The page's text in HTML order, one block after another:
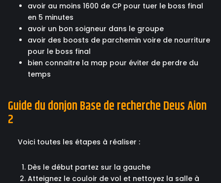
avoir au moins 1600 de CP pour tuer le boss final
en 5 minutes
avoir un bon soigneur dans le groupe
avoir des boosts de parchemin voire de nourriture
pour le boss final
bien connaitre la map pour éviter de perdre du
temps
Guide du donjon Base de recherche Deus Aion
2
Voici toutes les étapes à réaliser :
Dès le début partez sur la gauche
Atteignez le couloir de vol et nettoyez la salle à